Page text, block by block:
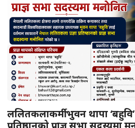
ललितकलाकर्मी भुवन थापा